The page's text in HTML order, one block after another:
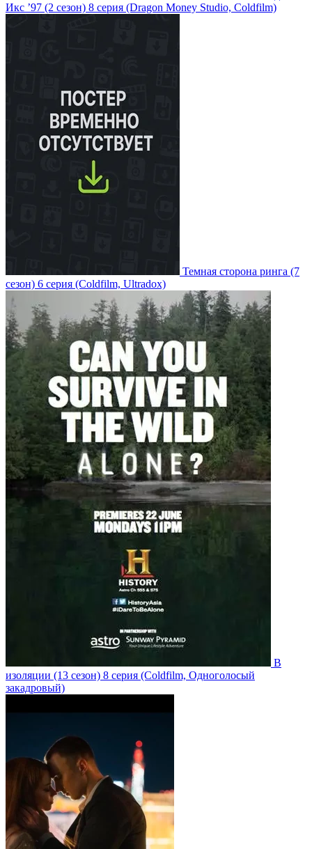
Икс ’97 (2 сезон) 8 серия (Dragon Money Studio, Coldfilm)
Темная сторона ринга (7
сезон) 6 серия (Coldfilm, Ultradox)
В
изоляции (13 сезон) 8 серия (Coldfilm, Одноголосый
закадровый)